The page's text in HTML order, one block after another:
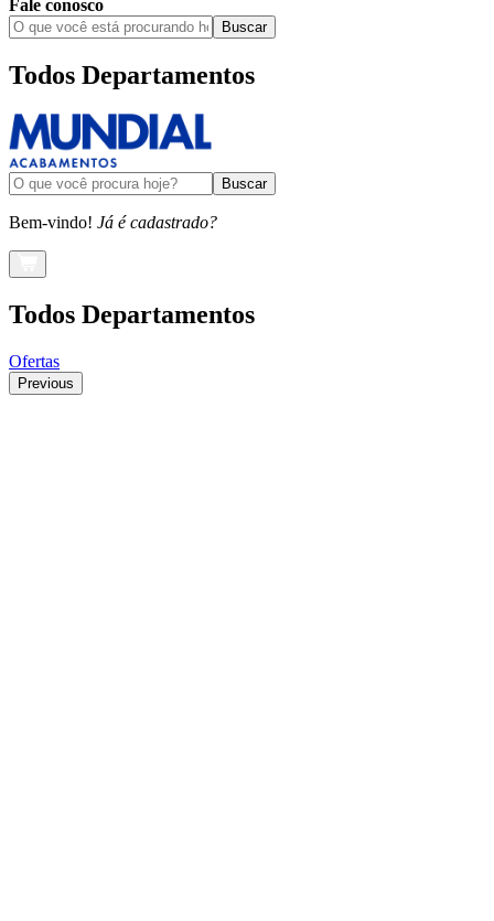
Fale conosco
Buscar
Todos Departamentos
Buscar
Bem-vindo! Já é cadastrado?
Todos Departamentos
Ofertas
Previous